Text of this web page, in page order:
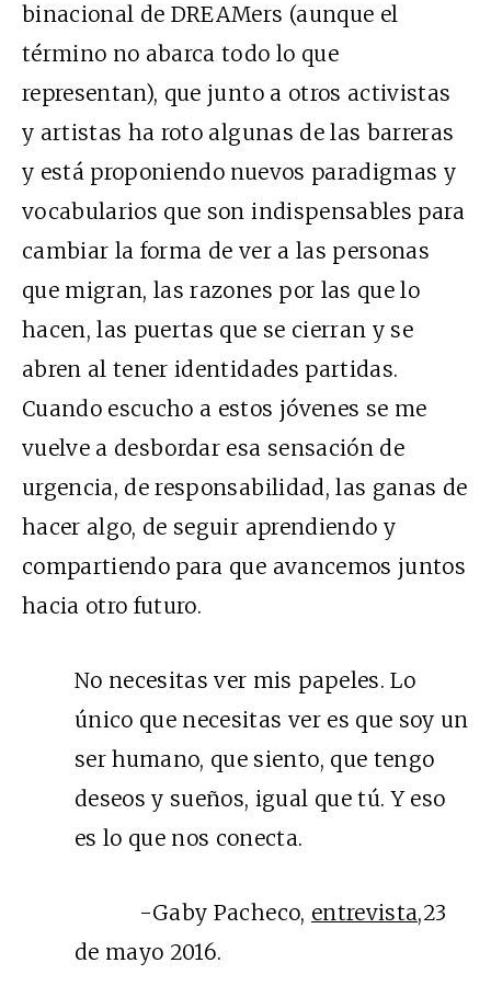
binacional de DREAMers (aunque el
término no abarca todo lo que
representan), que junto a otros activistas
y artistas ha roto algunas de las barreras
y está proponiendo nuevos paradigmas y
vocabularios que son indispensables para
cambiar la forma de ver a las personas
que migran, las razones por las que lo
hacen, las puertas que se cierran y se
abren al tener identidades partidas.
Cuando escucho a estos jóvenes se me
vuelve a desbordar esa sensación de
urgencia, de responsabilidad, las ganas de
hacer algo, de seguir aprendiendo y
compartiendo para que avancemos juntos
hacia otro futuro.
No necesitas ver mis papeles. Lo
único que necesitas ver es que soy un
ser humano, que siento, que tengo
deseos y sueños, igual que tú. Y eso
es lo que nos conecta.
-Gaby Pacheco, entrevista,23
de mayo 2016.